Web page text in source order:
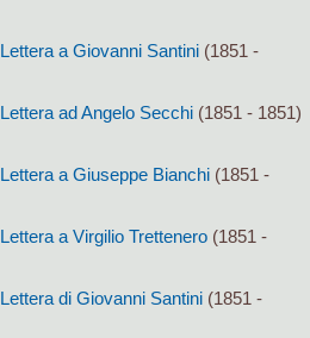
Lettera a Giovanni Santini (1851 -
Lettera ad Angelo Secchi (1851 - 1851)
Lettera a Giuseppe Bianchi (1851 -
Lettera a Virgilio Trettenero (1851 -
Lettera di Giovanni Santini (1851 -